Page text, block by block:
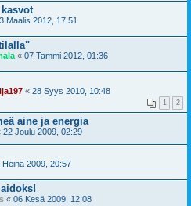
Maalis 2012, 17:51
« 07 Tammi 2012, 01:36
« 28 Syys 2010, 10:48
1 2
aine ja energia
22 Joulu 2009, 02:29
Heinä 2009, 20:57
« 06 Kesä 2009, 12:08